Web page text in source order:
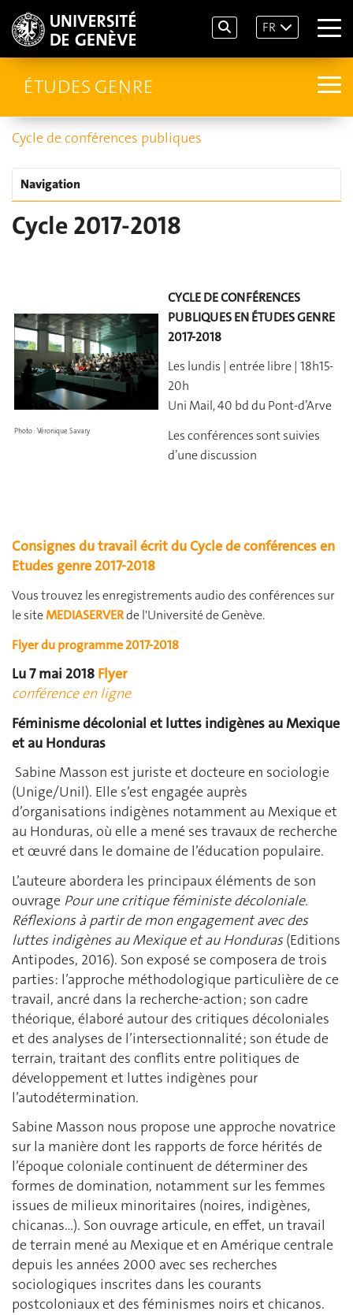
FR
ÉTUDES GENRE
Cycle de conférences publiques
Navigation
Cycle 2017-2018
Photo : Véronique Savary
CYCLE DE CONFÉRENCES
PUBLIQUES EN ÉTUDES GENRE
2017-2018
Les lundis | entrée libre | 18h15-
20h
Uni Mail, 40 bd du Pont-d’Arve
Les conférences sont suivies
d’une discussion
Consignes du travail écrit du Cycle de conférences en
Etudes genre 2017-2018
Vous trouvez les enregistrements audio des conférences sur
le siteMEDIASERVERde l'Université de Genève.
Flyer du programme 2017-2018
Lu 7 mai 2018 Flyer
conférence en ligne
Féminisme décolonial et luttes indigènes au Mexique
et au Honduras
Sabine Masson est juriste et docteure en sociologie
(Unige/Unil). Elle s’est engagée auprès
d’organisations indigènes notamment au Mexique et
au Honduras, où elle a mené ses travaux de recherche
et œuvré dans le domaine de l’éducation populaire.
L’auteure abordera les principaux éléments de son
ouvrage Pour une critique féministe décoloniale.
Réflexions à partir de mon engagement avec des
luttes indigènes au Mexique et au Honduras(Editions
Antipodes, 2016). Son exposé se composera de trois
parties: l’approche méthodologique particulière de ce
travail, ancré dans la recherche-action ; son cadre
théorique, élaboré autour des critiques décoloniales
et des analyses de l’intersectionnalité ; son étude de
terrain, traitant des conflits entre politiques de
développement et luttes indigènes pour
l’autodétermination.
Sabine Masson nous propose une approche novatrice
sur la manière dont les rapports de force hérités de
l’époque coloniale continuent de déterminer des
formes de domination, notamment sur les femmes
issues de milieux minoritaires (noires, indigènes,
chicanas…). Son ouvrage articule, en effet, un travail
de terrain mené au Mexique et en Amérique centrale
depuis les années 2000 avec ses recherches
sociologiques inscrites dans les courants
postcoloniaux et des féminismes noirs et chicanos.